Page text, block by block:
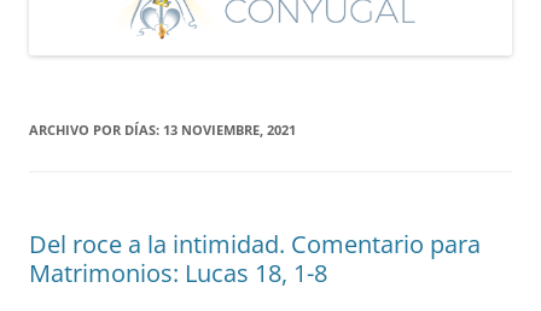
ARCHIVO POR DÍAS: 13 NOVIEMBRE, 2021
Del roce a la intimidad. Comentario para
Matrimonios: Lucas 18, 1-8